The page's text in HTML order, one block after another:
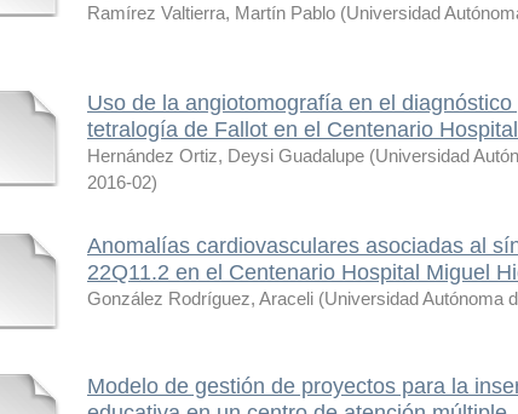
Ramírez Valtierra, Martín Pablo (Universidad
Uso de la angiotomografía en el
tetralogía de Fallot en el Centenario
Hernández Ortiz, Deysi Guadalupe (Universidad
2016-02)
Anomalías cardiovasculares asociadas al
22Q11.2 en el Centenario Hospital Miguel
González Rodríguez, Araceli (Universidad Autónoma
Modelo de gestión de proyectos para la